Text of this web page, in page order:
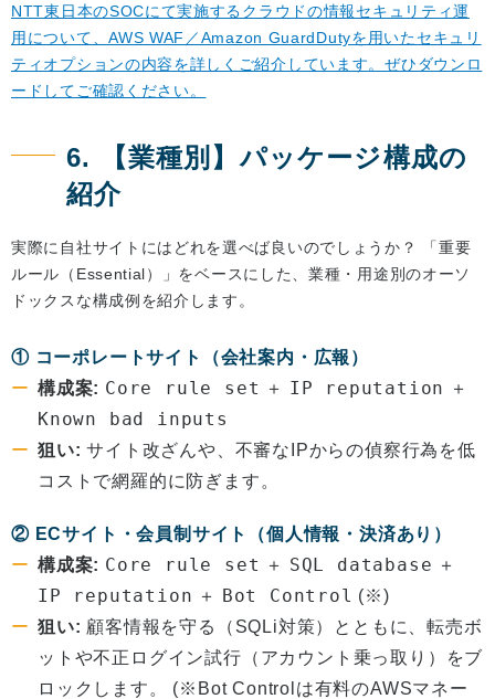
NTT東日本のSOCにて実施するクラウドの情報セキュリティ運
用について、AWS WAF／Amazon GuardDutyを用いたセキュリ
ティオプションの内容を詳しくご紹介しています。ぜひダウンロ
ードしてご確認ください。
6. 【業種別】パッケージ構成の
紹介
実際に自社サイトにはどれを選べば良いのでしょうか？ 「重要
ルール（Essential）」をベースにした、業種・用途別のオーソ
ドックスな構成例を紹介します。
① コーポレートサイト（会社案内・広報）
構成案: Core rule set ＋ IP reputation ＋
Known bad inputs
狙い: サイト改ざんや、不審なIPからの偵察行為を低
コストで網羅的に防ぎます。
② ECサイト・会員制サイト（個人情報・決済あり）
構成案: Core rule set ＋ SQL database ＋
IP reputation ＋ Bot Control (※)
狙い: 顧客情報を守る（SQLi対策）とともに、転売ボ
ットや不正ログイン試行（アカウント乗っ取り）をブ
ロックします。 (※Bot Controlは有料のAWSマネー